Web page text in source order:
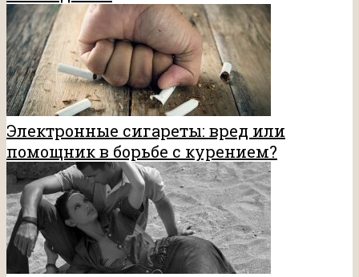
Электронные сигареты: вред или
помощник в борьбе с курением?